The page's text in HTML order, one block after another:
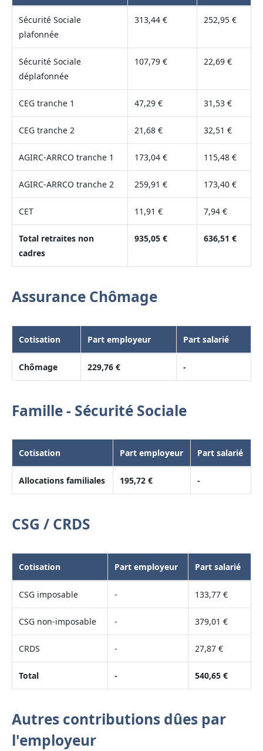
Sécurité Sociale
plafonnée
313,44 € 252,95 €
Sécurité Sociale
déplafonnée
107,79 € 22,69 €
CEG tranche 1 47,29 € 31,53 €
CEG tranche 2 21,68 € 32,51 €
AGIRC-ARRCO tranche 1 173,04 € 115,48 €
AGIRC-ARRCO tranche 2 259,91 € 173,40 €
CET 11,91 € 7,94 €
Total retraites non
cadres
935,05 € 636,51 €
Assurance Chômage
Cotisation Part employeur Part salarié
Chômage 229,76 € -
Famille - Sécurité Sociale
Cotisation Part employeur Part salarié
Allocations familiales 195,72 € -
CSG / CRDS
Cotisation Part employeur Part salarié
CSG imposable - 133,77 €
CSG non-imposable - 379,01 €
CRDS - 27,87 €
Total - 540,65 €
Autres contributions dûes par
l'employeur